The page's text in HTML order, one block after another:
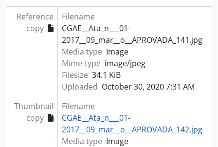
Reference
copy
Filename
CGAE__Ata_n___01-
2017__09_mar__o__APROVADA_141.jpg
Media type Image
Mime-type image/jpeg
Filesize 34.1 KiB
Uploaded October 30, 2020 7:31 AM
Thumbnail
copy
Filename
CGAE__Ata_n___01-
2017__09_mar__o__APROVADA_142.jpg
Media type Image